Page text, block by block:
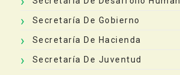
Secretaría De Gobierno
Secretaría De Hacienda
Secretaría De Juventud